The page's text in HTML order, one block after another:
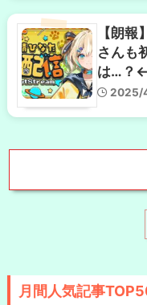
【朗
さんも
は…？←
2025/
月間人気記事